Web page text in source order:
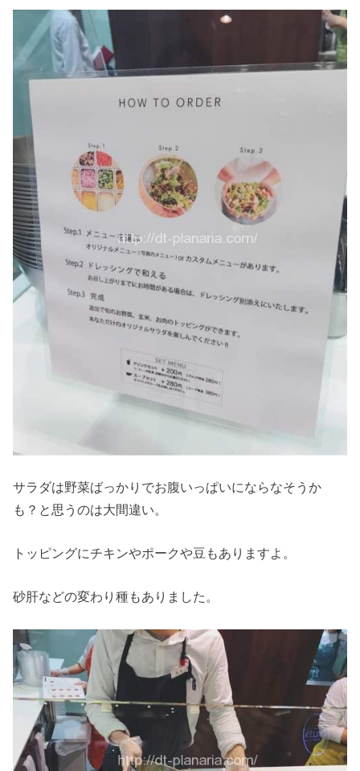
サラダは野菜ばっかりでお腹いっぱいにならなそうか
も？と思うのは大間違い。
トッピングにチキンやポークや豆もありますよ。
砂肝などの変わり種もありました。